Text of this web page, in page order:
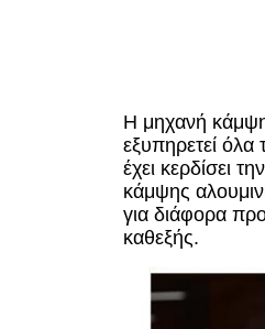
Η μηχανή
εξυπηρετεί
έχει κερδίσει
κάμψης
για διάφορα
καθεξής.